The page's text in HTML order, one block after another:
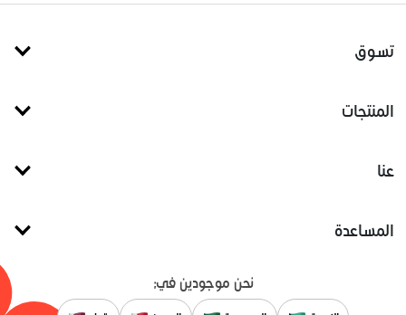
تسوق
المنتجات
عنا
المساعدة
نحن موجودين في: